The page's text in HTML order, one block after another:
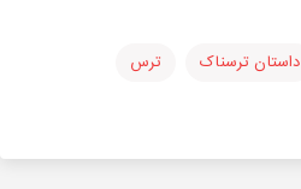
داستان ترسناک
ترس